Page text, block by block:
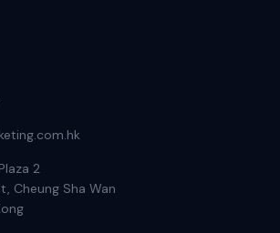
2
Cheung Sha Wan